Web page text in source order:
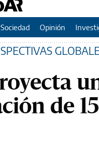
Sociedad Opinión
de